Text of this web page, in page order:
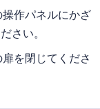
作パネルにかざ
さい。
を閉じてくださ